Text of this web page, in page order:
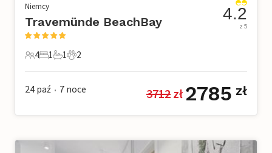
Niemcy
Travemünde BeachBay
4 Goście
4
1 Sypialnia
1
1 Łazienka
1
2 Zwierzęta domowe
2
4.2
z 5
24 paź • 7 noce 3712 zł 2785 zł